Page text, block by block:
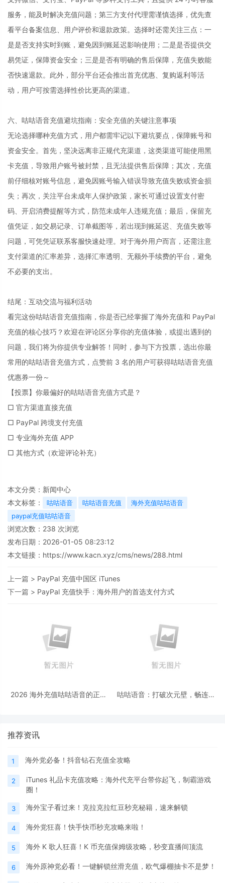
服务，能及时解决充值问题；第三方支付代理需谨慎选择，优先查
看平台备案信息、用户评价和退款政策。选择时还需关注三点：一
是是否支持实时到账，避免因到账延迟影响使用；二是是否提供交
易凭证，保障资金安全；三是是否有明确的售后保障，充值失败能
否快速退款。此外，部分平台还会推出首充优惠、复购返利等活
动，用户可按需选择性价比更高的渠道。
六、咕咕语音充值避坑指南：安全充值的关键注意事项
无论选择哪种充值方式，用户都需牢记以下避坑要点，保障账号和
资金安全。首先，坚决远离非正规代充渠道，这类渠道可能使用黑
卡充值，导致用户账号被封禁，且无法提供售后保障；其次，充值
前仔细核对账号信息，避免因账号输入错误导致充值失败或资金损
失；再次，关注平台未成年人保护政策，家长可通过设置支付密
码、开启消费提醒等方式，防范未成年人违规充值；最后，保留充
值凭证，如交易记录、订单截图等，若出现到账延迟、充值失败等
问题，可凭凭证联系客服快速处理。对于海外用户而言，还需注意
支付渠道的汇率差异，选择汇率透明、无额外手续费的平台，避免
不必要的支出。
结尾：互动交流与福利活动
看完这份咕咕语音充值指南，你是否已经掌握了海外充值和 PayPal
充值的核心技巧？欢迎在评论区分享你的充值体验，或提出遇到的
问题，我们将为你提供专业解答！同时，参与下方投票，选出你最
常用的咕咕语音充值方式，点赞前 3 名的用户可获得咕咕语音充值
优惠券一份～
【投票】你最偏好的咕咕语音充值方式是？
□ 官方渠道直接充值
□ PayPal 跨境支付充值
□ 专业海外充值 APP
□ 其他方式（欢迎评论补充）
本文分类： 新闻中心
本文标签：
咕咕语音 咕咕语音充值
海外充值咕咕语音
paypal充值咕咕语音
浏览次数： 238 次浏览
发布日期：2026-01-05 08:23:12
本文链接： https://www.kacn.xyz/cms/news/288.html
上一篇 > PayPal 充值中国区 iTunes
下一篇 > PayPal 充值快手：海外用户的首选支付方式
2026 海外充值咕咕语音的正规
咕咕语音：打破次元壁，畅连全
推荐资讯
1 海外党必备！抖音钻石充值全攻略
2
iTunes 礼品卡充值攻略：海外代充平台带你起飞，制霸游戏
圈！
3 海外宝子看过来！克拉克拉红豆秒充秘籍，速来解锁
4 海外党狂喜！快手快币秒充攻略来啦！
5 海外 K 歌人狂喜！K 币充值保姆级攻略，秒变直播间顶流
6 海外原神党必看！一键解锁丝滑充值，欧气爆棚抽卡不是梦！